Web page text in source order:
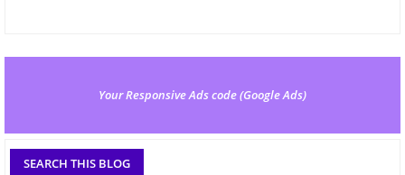
Your Responsive Ads code (Google Ads)
SEARCH THIS BLOG